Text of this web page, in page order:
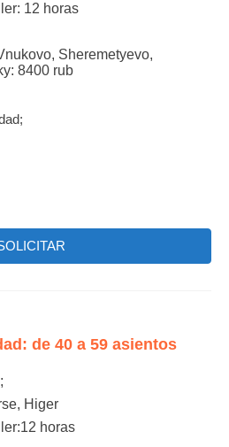
12 horas
Sheremetyevo,
8400 rub
de 40 a 59 asientos
Higer
12 horas